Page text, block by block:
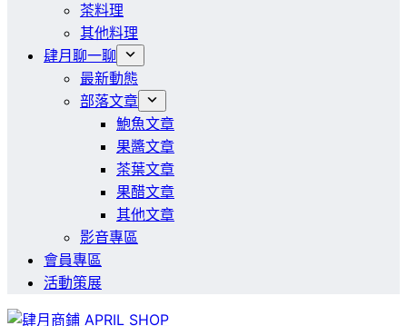
茶料理
其他料理
肆月聊一聊
最新動態
部落文章
鮑魚文章
果醬文章
茶葉文章
果醋文章
其他文章
影音專區
會員專區
活動策展